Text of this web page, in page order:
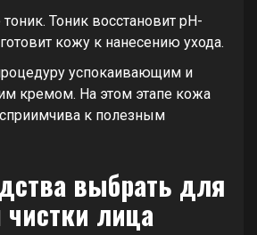
Тоник восстановит pH-
кожу к нанесению ухода.
успокаивающим и
кремом. На этом этапе кожа
к полезным
выбрать для
лица